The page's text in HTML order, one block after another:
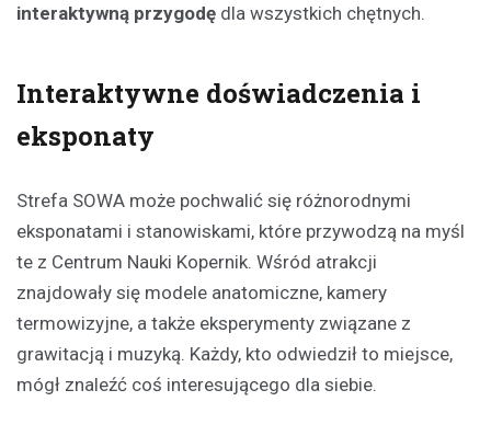
interaktywną przygodę dla wszystkich chętnych.
Interaktywne doświadczenia i
eksponaty
Strefa SOWA może pochwalić się różnorodnymi
eksponatami i stanowiskami, które przywodzą na myśl
te z Centrum Nauki Kopernik. Wśród atrakcji
znajdowały się modele anatomiczne, kamery
termowizyjne, a także eksperymenty związane z
grawitacją i muzyką. Każdy, kto odwiedził to miejsce,
mógł znaleźć coś interesującego dla siebie.